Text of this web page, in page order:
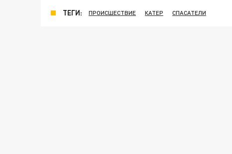
ТЕГИ: ПРОИСШЕСТВИЕ КАТЕР СПАСАТЕЛИ